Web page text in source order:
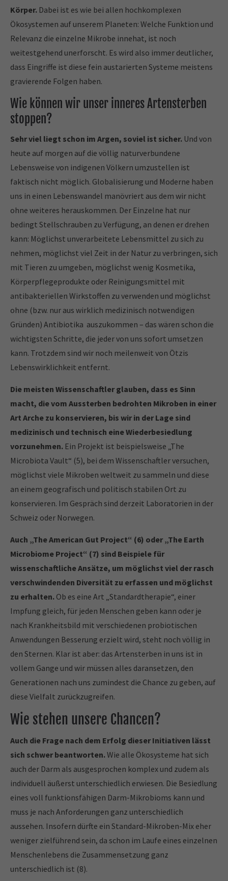
Körper. Dabei ist es wie bei allen hochkomplexen
Ökosystemen auf unserem Planeten: Welche Funktion und
Relevanz die einzelne Mikrobe innehat, ist noch
weitestgehend unerforscht. Es wird also immer deutlicher,
dass Eingriffe ist diese fein austarierten Systeme meistens
gravierende Folgen haben.
Wie können wir unser inneres Artensterben
stoppen?
Sehr viel liegt schon im Argen, soviel ist sicher. Und von
heute auf morgen auf die völlig naturverbundene
Lebensweise von indigenen Völkern umzustellen ist
faktisch nicht möglich. Globalisierung und Moderne haben
uns in einen Lebenswandel manövriert aus dem wir nicht
ohne weiteres herauskommen. Der Einzelne hat nur
bedingt Stellschrauben zu Verfügung, an denen er drehen
kann: Möglichst unverarbeitete Lebensmittel zu sich zu
nehmen, möglichst viel Zeit in der Natur zu verbringen, sich
mit Tieren zu umgeben, möglichst wenig Kosmetika,
Körperpflegeprodukte oder Reinigungsmittel mit
antibakteriellen Wirkstoffen zu verwenden und möglichst
ohne (bzw. nur aus wirklich medizinisch notwendigen
Gründen) Antibiotika auszukommen – das wären schon die
wichtigsten Schritte, die jeder von uns sofort umsetzen
kann. Trotzdem sind wir noch meilenweit von Ötzis
Lebenswirklichkeit entfernt.
Die meisten Wissenschaftler glauben, dass es Sinn
macht, die vom Aussterben bedrohten Mikroben in einer
Art Arche zu konservieren, bis wir in der Lage sind
medizinisch und technisch eine Wiederbesiedlung
vorzunehmen. Ein Projekt ist beispielsweise „The
Microbiota Vault“ (5), bei dem Wissenschaftler versuchen,
möglichst viele Mikroben weltweit zu sammeln und diese
an einem geografisch und politisch stabilen Ort zu
konservieren. Im Gespräch sind derzeit Laboratorien in der
Schweiz oder Norwegen.
Auch „The American Gut Project“ (6) oder „The Earth
Microbiome Project“ (7) sind Beispiele für
wissenschaftliche Ansätze, um möglichst viel der rasch
verschwindenden Diversität zu erfassen und möglichst
zu erhalten. Ob es eine Art „Standardtherapie“, einer
Impfung gleich, für jeden Menschen geben kann oder je
nach Krankheitsbild mit verschiedenen probiotischen
Anwendungen Besserung erzielt wird, steht noch völlig in
den Sternen. Klar ist aber: das Artensterben in uns ist in
vollem Gange und wir müssen alles daransetzen, den
Generationen nach uns zumindest die Chance zu geben, auf
diese Vielfalt zurückzugreifen.
Wie stehen unsere Chancen?
Auch die Frage nach dem Erfolg dieser Initiativen lässt
sich schwer beantworten.Wie alle Ökosysteme hat sich
auch der Darm als ausgesprochen komplex und zudem als
individuell äußerst unterschiedlich erwiesen. Die Besiedlung
eines voll funktionsfähigen Darm-Mikrobioms kann und
muss je nach Anforderungen ganz unterschiedlich
aussehen. Insofern dürfte ein Standard-Mikroben-Mix eher
weniger zielführend sein, da schon im Laufe eines einzelnen
Menschenlebens die Zusammensetzung ganz
unterschiedlich ist (8).